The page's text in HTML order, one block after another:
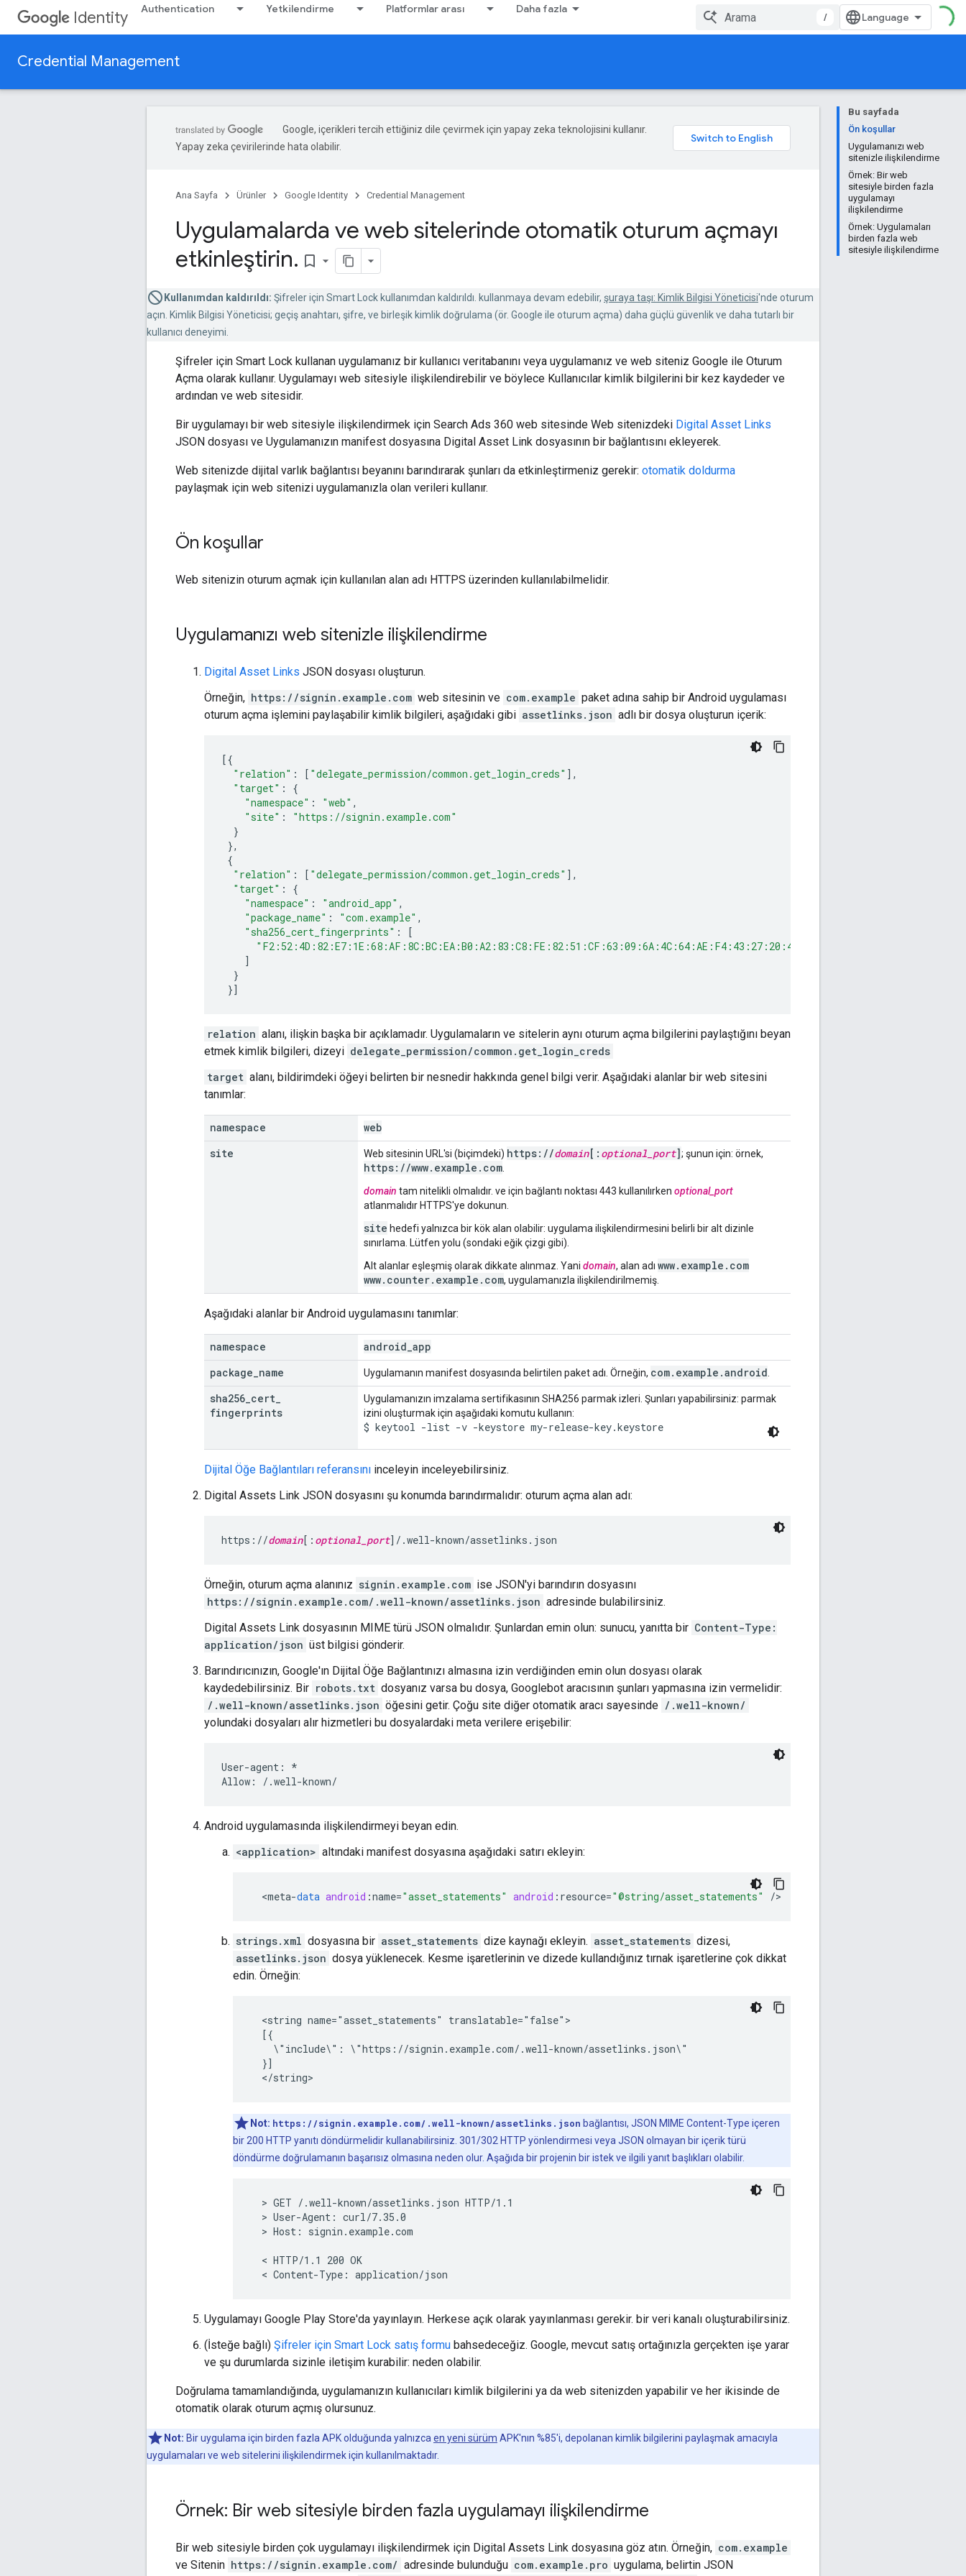
Identity Authentication Yetkilendirme Platformlar arası Daha fazla
/
Credential Management
Bu sayfada
Ön koşullar
Uygulamanızı web
sitenizle ilişkilendirme
Örnek: Bir web
sitesiyle birden fazla
uygulamayı
ilişkilendirme
Örnek: Uygulamaları
birden fazla web
sitesiyle ilişkilendirme
Google, içerikleri tercih ettiğiniz dile çevirmek için yapay zeka teknolojisini kullanır.
Yapay zeka çevirilerinde hata olabilir.
Ana Sayfa Ürünler Google Identity Credential Management
Uygulamalarda ve web sitelerinde otomatik oturum açmayı
etkinleştirin. bookmark_border
Kullanımdan kaldırıldı: Şifreler için Smart Lock kullanımdan kaldırıldı. kullanmaya devam edebilir, şuraya taşı: Kimlik Bilgisi Yöneticisi'nde oturum
açın. Kimlik Bilgisi Yöneticisi; geçiş anahtarı, şifre, ve birleşik kimlik doğrulama (ör. Google ile oturum açma) daha güçlü güvenlik ve daha tutarlı bir
kullanıcı deneyimi.
Şifreler için Smart Lock kullanan uygulamanız bir kullanıcı veritabanını veya uygulamanız ve web siteniz Google ile Oturum
Açma olarak kullanır. Uygulamayı web sitesiyle ilişkilendirebilir ve böylece Kullanıcılar kimlik bilgilerini bir kez kaydeder ve
ardından ve web sitesidir.
Bir uygulamayı bir web sitesiyle ilişkilendirmek için Search Ads 360 web sitesinde Web sitenizdeki Digital Asset Links
JSON dosyası ve Uygulamanızın manifest dosyasına Digital Asset Link dosyasının bir bağlantısını ekleyerek.
Web sitenizde dijital varlık bağlantısı beyanını barındırarak şunları da etkinleştirmeniz gerekir: otomatik doldurma
paylaşmak için web sitenizi uygulamanızla olan verileri kullanır.
Ön koşullar
Web sitenizin oturum açmak için kullanılan alan adı HTTPS üzerinden kullanılabilmelidir.
Uygulamanızı web sitenizle ilişkilendirme
Digital Asset Links JSON dosyası oluşturun.
Örneğin, https://signin.example.com web sitesinin ve com.example paket adına sahip bir Android uygulaması
oturum açma işlemini paylaşabilir kimlik bilgileri, aşağıdaki gibi assetlinks.json adlı bir dosya oluşturun içerik:
[{
"relation" : [ "delegate_permission/common.get_login_creds" ],
"target" :
{
"namespace" : "web" ,
"site" :
"https://signin.example.com"
}
},
{
"relation" : [ "delegate_permission/common.get_login_creds" ],
"target" :
{
"namespace" : "android_app" ,
"package_name" : "com.example" ,
"sha256_cert_fingerprints" :
[
"F2:52:4D:82:E7:1E:68:AF:8C:BC:EA:B0:A2:83:C8:FE:82:51:CF:63:09:6A:4C:64:AE:F4:43:27:20:40:D2:4B"
]
}
}]
relation alanı, ilişkin başka bir açıklamadır. Uygulamaların ve sitelerin aynı oturum açma bilgilerini paylaştığını beyan
etmek kimlik bilgileri, dizeyi delegate_permission/common.get_login_creds
target alanı, bildirimdeki öğeyi belirten bir nesnedir hakkında genel bilgi verir. Aşağıdaki alanlar bir web sitesini
tanımlar:
namespace
web
site
Web sitesinin URL'si (biçimdeki) https://domain[: optional_port]; şunun için: örnek,
https://www.example.com
domain tam nitelikli olmalıdır. ve için bağlantı noktası 443 kullanılırken optional_port
atlanmalıdır HTTPS'ye dokunun.
site hedefi yalnızca bir kök alan olabilir: uygulama ilişkilendirmesini belirli bir alt dizinle
sınırlama. Lütfen yolu (sondaki eğik çizgi gibi).
Alt alanlar eşleşmiş olarak dikkate alınmaz. Yani domain, alan adı www.example.com
www.counter.example.com, uygulamanızla ilişkilendirilmemiş.
Aşağıdaki alanlar bir Android uygulamasını tanımlar:
namespace android app
package name Uygulamanın manifest dosyasında belirtilen paket adı. Örneğin, com. example .android
sha256 cert
fingerprints
Uygulamanızın imzalama sertifikasının SHA256 parmak izleri. Şunları yapabilirsiniz: parmak
izini oluşturmak için aşağıdaki komutu kullanın:
$ keytool -list -v -keystore my-release-key.keystore
Dijital Öğe Bağlantıları referansını inceleyin inceleyebilirsiniz.
Digital Assets Link JSON dosyasını şu konumda barındırmalıdır: oturum açma alan adı:
https://domain[: optional_port]/.well-known/assetlinks.json
Örneğin, oturum açma alanınız signin.example.com ise JSON'yi barındırın dosyasını
https://signin.example.com/.well-known/assetlinks.json adresinde bulabilirsiniz.
Digital Assets Link dosyasının MIME türü JSON olmalıdır. Şunlardan emin olun: sunucu, yanıtta bir Content-Type:
application/json üst bilgisi gönderir.
Barındırıcınızın, Google'ın Dijital Öğe Bağlantınızı almasına izin verdiğinden emin olun dosyası olarak
kaydedebilirsiniz. Bir robots.txt dosyanız varsa bu dosya, Googlebot aracısının şunları yapmasına izin vermelidir:
/.well-known/assetlinks.json öğesini getir. Çoğu site diğer otomatik aracı sayesinde /.well-known/
yolundaki dosyaları alır hizmetleri bu dosyalardaki meta verilere erişebilir:
User-agent: *
Android uygulamasında ilişkilendirmeyi beyan edin.
<application> altındaki manifest dosyasına aşağıdaki satırı ekleyin:
<meta-data android :name="asset_statements" android : resource="@string/asset_statements" /
strings.xml dosyasına bir asset_statements dize kaynağı ekleyin. asset_statements dizesi,
assetlinks.json dosya yüklenecek. Kesme işaretlerinin ve dizede kullandığınız tırnak işaretlerine çok dikkat
edin. Örneğin:
  <string name="asset_statements" translatable="false">
  [{
    \"include\": \"https://signin.example.com/.well-known/assetlinks.json\"
  }]
Not: https://signin.example.com/.well-known/assetlinks.json bağlantısı, JSON MIME Content-Type içeren
bir 200 HTTP yanıtı döndürmelidir kullanabilirsiniz. 301/302 HTTP yönlendirmesi veya JSON olmayan bir içerik türü
döndürme doğrulamanın başarısız olmasına neden olur. Aşağıda bir projenin bir istek ve ilgili yanıt başlıkları olabilir.
  > GET /.well-known/assetlinks.json HTTP/1.1
  > User-Agent: curl/7.35.0
  > Host: signin.example.com
  < HTTP/1.1 200 OK
Uygulamayı Google Play Store'da yayınlayın. Herkese açık olarak yayınlanması gerekir. bir veri kanalı oluşturabilirsiniz.
(İsteğe bağlı) Şifreler için Smart Lock satış formu bahsedeceğiz. Google, mevcut satış ortağınızla gerçekten işe yarar
ve şu durumlarda sizinle iletişim kurabilir: neden olabilir.
Doğrulama tamamlandığında, uygulamanızın kullanıcıları kimlik bilgilerini ya da web sitenizden yapabilir ve her ikisinde de
otomatik olarak oturum açmış olursunuz.
Not: Bir uygulama için birden fazla APK olduğunda yalnızca en yeni sürüm APK'nın %85'i, depolanan kimlik bilgilerini paylaşmak amacıyla
uygulamaları ve web sitelerini ilişkilendirmek için kullanılmaktadır.
Örnek: Bir web sitesiyle birden fazla uygulamayı ilişkilendirme
Bir web sitesiyle birden çok uygulamayı ilişkilendirmek için Digital Assets Link dosyasına göz atın. Örneğin, com.example
ve Sitenin https://signin.example.com/ adresinde bulunduğu com.example.pro uygulama, belirtin JSON